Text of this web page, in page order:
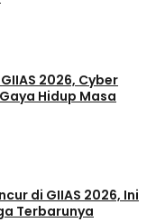
2026, Cyber
Hidup Masa
di GIIAS 2026, Ini
Terbarunya